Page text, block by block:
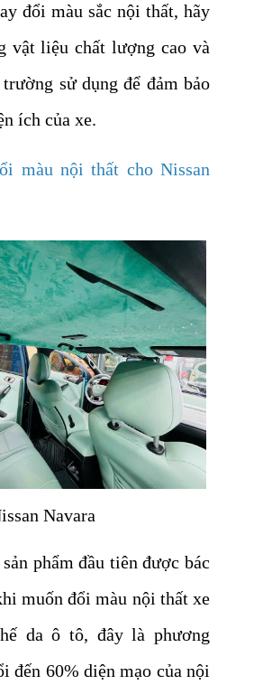
đổi màu sắc nội thất, hãy
vật liệu chất lượng cao và
sử dụng để đảm bảo
ích của xe.
màu nội thất cho Nissan
Navara
phẩm đầu tiên được bác
muốn đổi màu nội thất xe
da ô tô, đây là phương
đến 60% diện mạo của nội